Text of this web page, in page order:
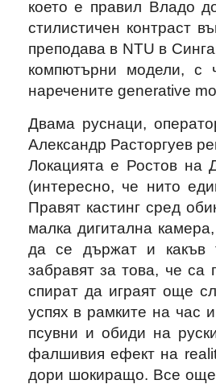
което е правил Владо
стилистичен контраст
преподава в NTU в
компютърни модели, с
наречените generative
Двама руснаци,
Александр Расторгуев
Локацията е Ростов на
(интересно, че нито
Правят кастинг сред
малка дигитална
да се държат и какъв
забравят за това, че са
спират да играят още
успях в рамките на час
псувни и обиди на
фалшивия ефект на
дори шокиращо. Все още